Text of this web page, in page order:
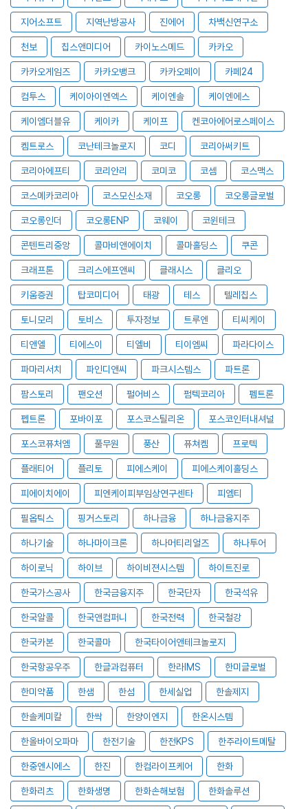
지어소프트 지역난방공사 진에어 차백신연구소
천보 칩스앤미디어 카이노스메드 카카오
카카오게임즈 카카오뱅크 카카오페이 카페24
컴투스 케이아이엔엑스 케이엔솔 케이엔에스
케이엠더블유 케이카 케이프 켄코아에어로스페이스
켐트로스 코난테크놀로지 코디 코리아써키트
코리아에프티 코리안리 코미코 코셈 코스맥스
코스메카코리아 코스모신소재 코오롱 코오롱글로벌
코오롱인더 코오롱ENP 코웨이 코윈테크
콘텐트리중앙 콜마비앤에이치 콜마홀딩스 쿠콘
크래프톤 크리스에프앤씨 클래시스 클리오
키움증권 탑코미디어 태광 테스 텔레칩스
토니모리 토비스 투자정보 트루엔 티씨케이
티앤엘 티에스이 티엘비 티이엠씨 파라다이스
파마리서치 파인디앤씨 파크시스템스 파트론
팜스토리 팬오션 펄어비스 펌텍코리아 펨트론
펩트론 포바이포 포스코스틸리온 포스코인터내셔널
포스코퓨처엠 풀무원 풍산 퓨쳐켐 프로텍
플래티어 플리토 피에스케이 피에스케이홀딩스
피에이치에이 피엔케이피부임상연구센타 피엠티
필옵틱스 핑거스토리 하나금융 하나금융지주
하나기술 하나마이크론 하나머티리얼즈 하나투어
하이로닉 하이브 하이비젼시스템 하이트진로
한국가스공사 한국금융지주 한국단자 한국석유
한국알콜 한국앤컴퍼니 한국전력 한국철강
한국카본 한국콜마 한국타이어앤테크놀로지
한국항공우주 한글과컴퓨터 한라IMS 한미글로벌
한미약품 한샘 한섬 한세실업 한솔제지
한솔케미칼 한싹 한양이엔지 한온시스템
한올바이오파마 한전기술 한전KPS 한주라이트메탈
한중엔시에스 한진 한컴라이프케어 한화
한화리츠 한화생명 한화손해보험 한화솔루션